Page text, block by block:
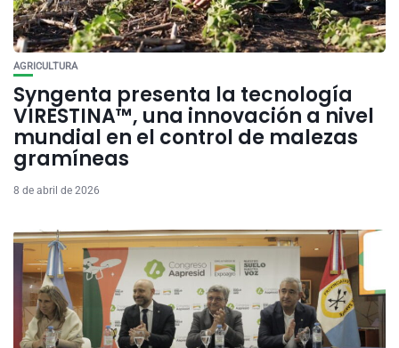
AGRICULTURA
Syngenta presenta la tecnología
VIRESTINA™, una innovación a nivel
mundial en el control de malezas
gramíneas
8 de abril de 2026